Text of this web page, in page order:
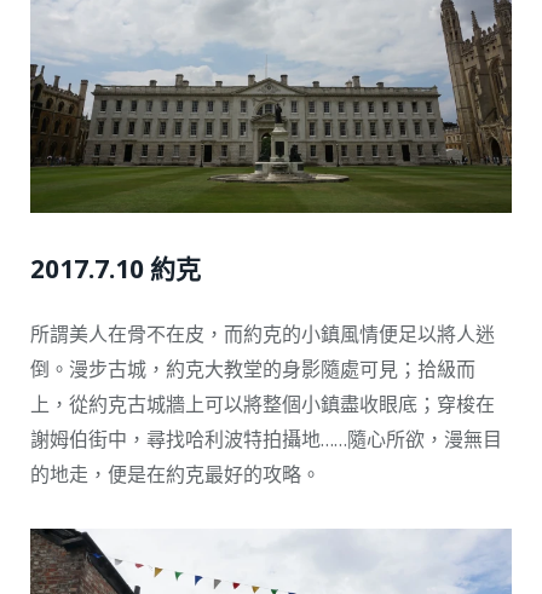
2017.7.10 約克
所謂美人在骨不在皮，而約克的小鎮風情便足以將人迷
倒。漫步古城，約克大教堂的身影隨處可見；拾級而
上，從約克古城牆上可以將整個小鎮盡收眼底；穿梭在
謝姆伯街中，尋找哈利波特拍攝地……隨心所欲，漫無目
的地走，便是在約克最好的攻略。